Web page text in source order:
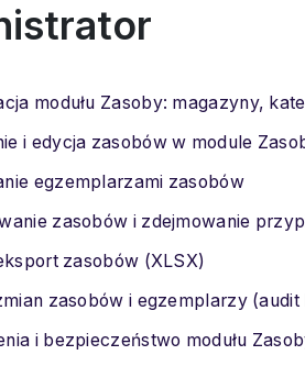
modułu Zasoby: magazyny,
i edycja zasobów w module
egzemplarzami zasobów
zasobów i zdejmowanie
zasobów (XLSX)
zasobów i egzemplarzy (audit
i bezpieczeństwo modułu